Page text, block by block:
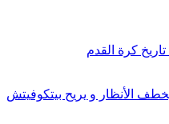
الأنظار و يريح بيتكوفيتش